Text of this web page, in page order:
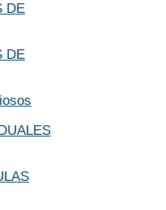
DE
DE